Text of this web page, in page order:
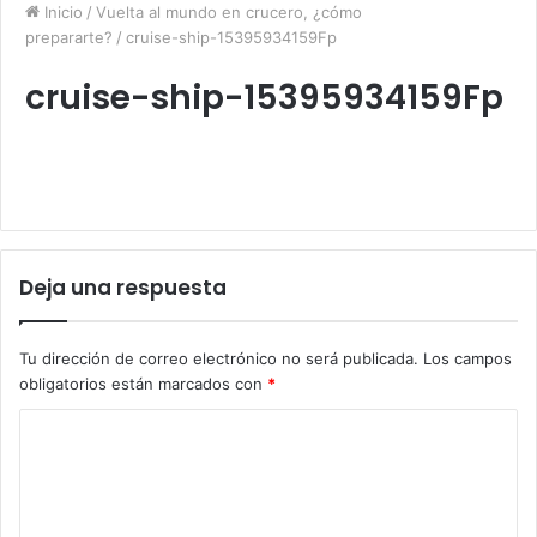
Inicio / Vuelta al mundo en crucero, ¿cómo
prepararte? / cruise-ship-15395934159Fp
cruise-ship-15395934159Fp
Deja una respuesta
Tu dirección de correo electrónico no será publicada. Los campos
obligatorios están marcados con *